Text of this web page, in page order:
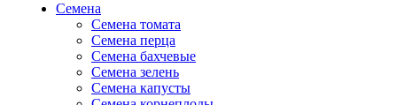
Семена
Семена томата
Семена перца
Семена бахчевые
Семена зелень
Семена капусты